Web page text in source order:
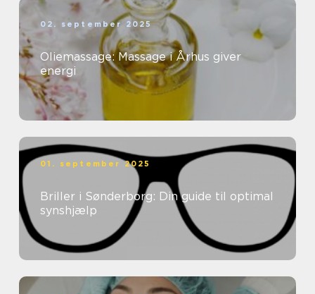
02. september 2025
Oliemassage: Massage i Århus giver
energi
01. september 2025
Briller i Sønderborg: Din guide til optimal
synshjælp